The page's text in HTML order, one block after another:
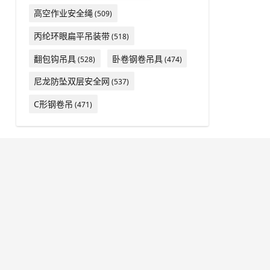
高空作业安全绳(509)
丙纶环眼扁平吊装带(518)
翻包钩吊具(528) 卧卷钢卷吊具(474)
尼龙防坠双层安全网 (537)
C形钢卷吊 (471)